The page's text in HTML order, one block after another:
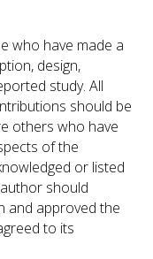
who have made a
design,
study. All
should be
others who have
of the
or listed
should
and approved the
to its